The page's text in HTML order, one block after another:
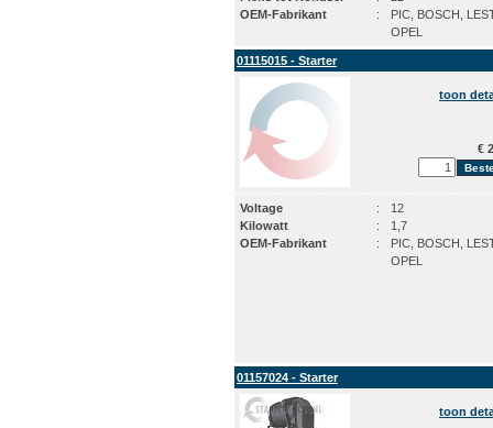
OEM-Fabrikant
:
PIC, BOSCH,
OPEL
01115015 - Starter
toon
€
Voltage :
12
Kilowatt
:
1,7
OEM-Fabrikant
:
PIC, BOSCH,
OPEL
01157024 - Starter
toon